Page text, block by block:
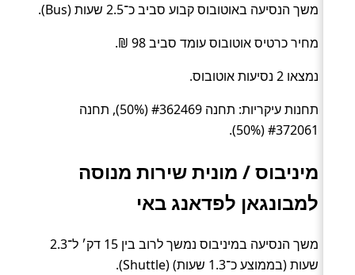
משך הנסיעה באוטובוס קבוע סביב כ־2.5 שעות (Bus).
מחיר כרטיס אוטובוס עומד סביב 98 ₪.
נמצאו 2 נסיעות אוטובוס.
תחנות עיקריות: תחנה #362469 (50%), תחנה
#372061 (50%).
מיניבוס / מונית שירות מנוסה
למבונגאן לפדאנג באי
משך הנסיעה במיניבוס נמשך לרוב בין 15 דק׳ ל־2.3
שעות (בממוצע כ־1.3 שעות) (Shuttle).